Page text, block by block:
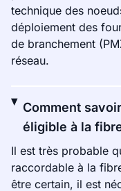
technique des
déploiement des
de branchement
réseau.
Comment
éligible à la
Il est très probable
raccordable à la
être certain, il est